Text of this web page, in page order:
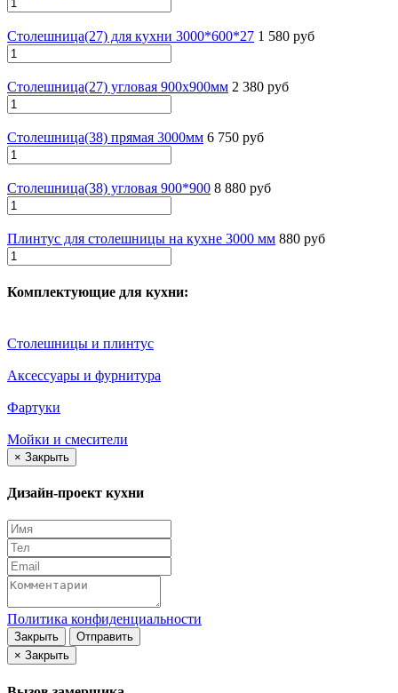
Столешница(27) для кухни 3000*600*27 1 580 руб
Столешница(27) угловая 900х900мм 2 380 руб
Столешница(38) прямая 3000мм 6 750 руб
Столешница(38) угловая 900*900 8 880 руб
Плинтус для столешницы на кухне 3000 мм 880 руб
Комплектующие для кухни:
Столешницы и плинтус
Аксессуары и фурнитура
Фартуки
Мойки и смесители
× Закрыть
Дизайн-проект кухни
Политика конфиденциальности
Закрыть
Отправить
× Закрыть